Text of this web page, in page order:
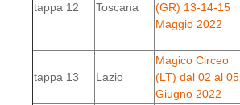
tappa 12 Toscana
(GR) 13-14-15
Maggio 2022
tappa 13 Lazio
Magico Circeo
(LT) dal 02 al 05
Giugno 2022